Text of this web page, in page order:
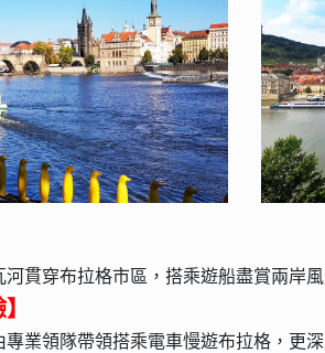
貫穿布拉格市區，搭乘遊船盡賞兩岸
業領隊帶領搭乘電車慢遊布拉格，更